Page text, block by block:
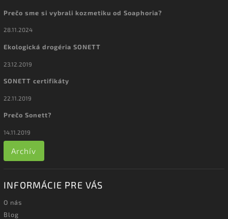
Prečo sme si vybrali kozmetiku od Soaphoria?
28.11.2024
Ekologická drogéria SONETT
23.12.2019
SONETT certifikáty
22.11.2019
Prečo Sonett?
14.11.2019
Archív
INFORMÁCIE PRE VÁS
O nás
Blog